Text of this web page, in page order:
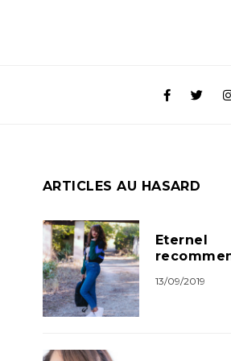
ARTICLES AU HASARD
Eternel
13/09/2019